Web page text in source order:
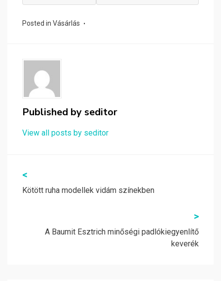
Posted in Vásárlás
Published byseditor
View all posts by seditor
Bejegyzés
navigáció
<
Kötött ruha modellek vidám színekben
>
A Baumit Esztrich minőségi padlókiegyenlítő
keverék